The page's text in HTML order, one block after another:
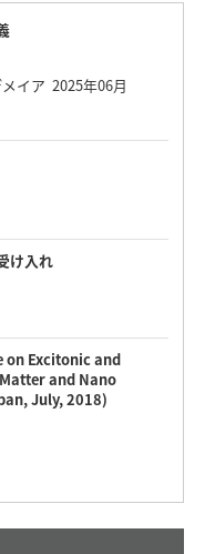
イア 2025年06月
け入れ
on Excitonic and
and Nano
July, 2018)